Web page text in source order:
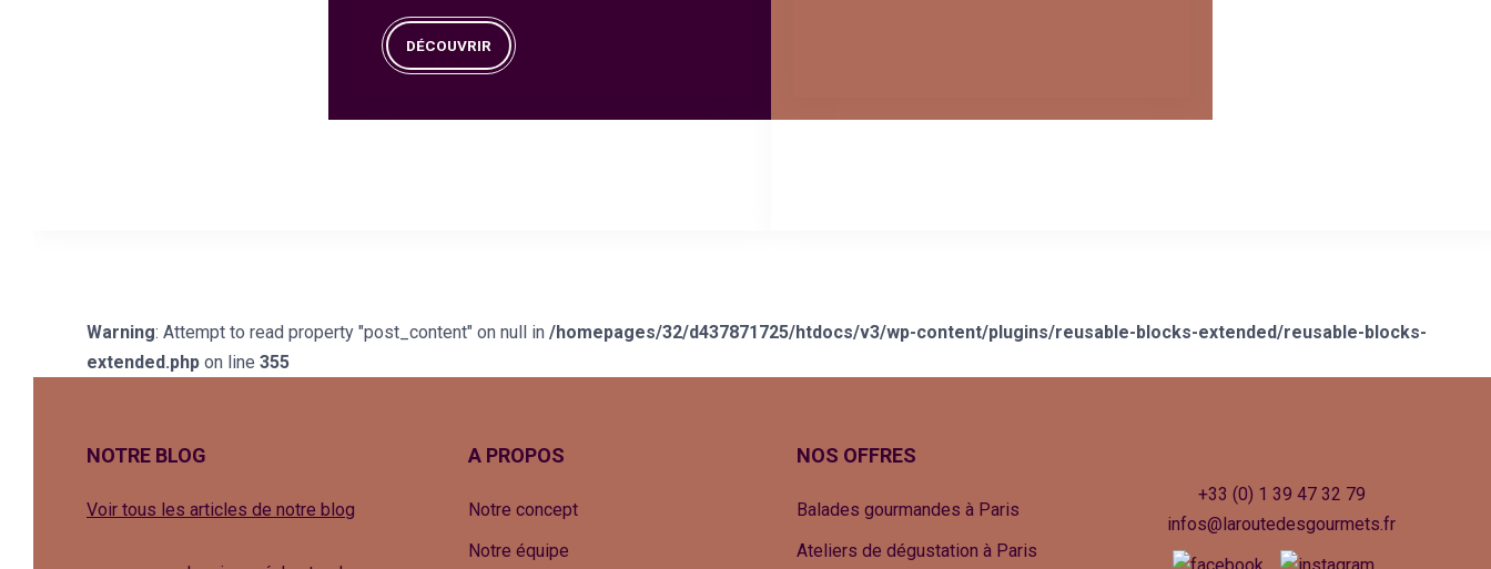
DÉCOUVRIR
Warning: Attempt to read property "post_content" on null in /homepages/32/d437871725/htdocs/v3/wp-content/plugins/reusable-blocks-extended/reusable-blocks-
extended.php on line 355
NOTRE BLOG
Voir tous les articles de notre blog
A PROPOS
Notre concept
Notre équipe
NOS OFFRES
Balades gourmandes à Paris
Ateliers de dégustation à Paris
+33 (0) 1 39 47 32 79
infos@laroutedesgourmets.fr